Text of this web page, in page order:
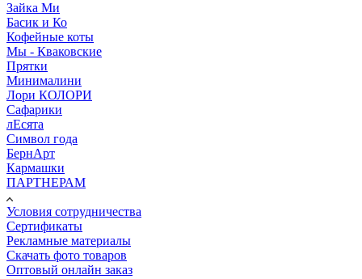
Зайка Ми
Басик и Ко
Кофейные коты
Мы - Кваковские
Прятки
Минималини
Лори КОЛОРИ
Сафарики
лЕсята
Символ года
БернАрт
Кармашки
ПАРТНЕРАМ
Условия сотрудничества
Сертификаты
Рекламные материалы
Скачать фото товаров
Оптовый онлайн заказ